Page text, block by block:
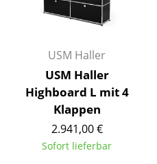
Bücherregale
Sideboards & Kommoden
TV Möbel
Beistell- & Rollcontainer
Barmöbel
USM Haller
USM Haller
Highboard L mit 4
Klappen
2.941,00 €
Sofort lieferbar